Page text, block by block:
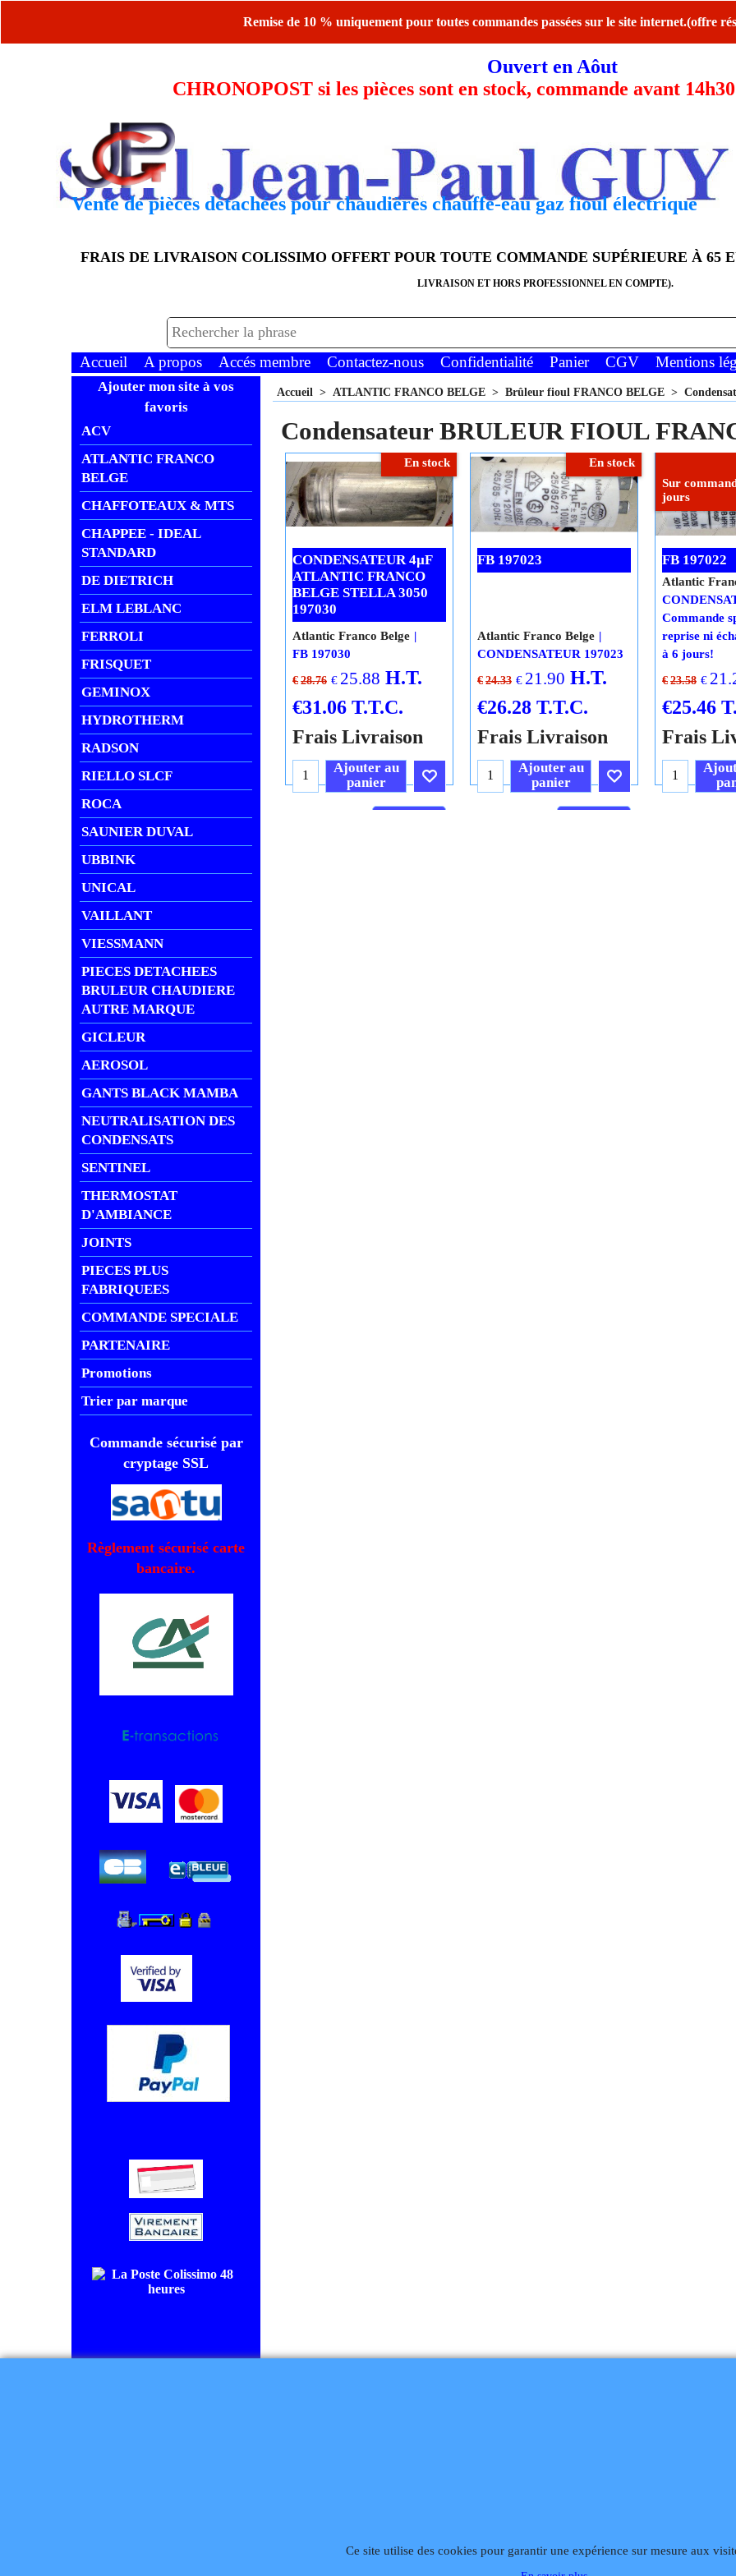
Remise de 10 % uniquement pour toutes commandes passées sur le site internet.(offre
Ouvert en Aôut
CHRONOPOST si les pièces sont en stock, commande avant
Vente de pièces détachées pour chaudières chauffe-eau gaz fioul électrique
FRAIS DE LIVRAISON COLISSIMO OFFERT POUR TOUTE COMMANDE SUPÉRIEURE À 65
LIVRAISON ET HORS PROFESSIONNEL EN COMPTE).
Accueil A propos Accés membre Contactez-nous Confidentialité Panier CGV Mentions
Ajouter mon site à vos
favoris
ACV
ATLANTIC FRANCO
BELGE
CHAFFOTEAUX & MTS
CHAPPEE - IDEAL
STANDARD
DE DIETRICH
ELM LEBLANC
FERROLI
FRISQUET
GEMINOX
HYDROTHERM
RADSON
RIELLO SLCF
ROCA
SAUNIER DUVAL
UBBINK
UNICAL
VAILLANT
VIESSMANN
PIECES DETACHEES
BRULEUR CHAUDIERE
AUTRE MARQUE
GICLEUR
AEROSOL
GANTS BLACK MAMBA
NEUTRALISATION DES
CONDENSATS
SENTINEL
THERMOSTAT
D'AMBIANCE
JOINTS
PIECES PLUS
FABRIQUEES
COMMANDE SPECIALE
PARTENAIRE
Promotions
Trier par marque
Commande sécurisé par
cryptage SSL
Règlement sécurisé carte
bancaire.
Accueil > ATLANTIC FRANCO BELGE > Brûleur fioul FRANCO BELGE >
Condensateur BRULEUR FIOUL
En stock
CONDENSATEUR 4µF
ATLANTIC FRANCO
BELGE STELLA 3050
197030
€ 28.76 € 25.88 H.T.
€31.06 T.T.C.
Frais Livraison
Atlantic Franco Belge
FB 197030
Ajouter au
panier
En stock
FB 197023
€ 24.33 € 21.90 H.T.
€26.28 T.T.C.
Frais Livraison
Atlantic Franco Belge
CONDENSATEUR 197023
Ajouter au
panier
Sur
jours
FB 197022
€ 23.58 €
€25.46
Frais
Atlantic
Commande
reprise ni
à 6 jours!
Fax 02 99 868 869 Contact mail Site hébergé par Infomaniak
Ce site utilise des cookies pour garantir une expérience sur mesure aux